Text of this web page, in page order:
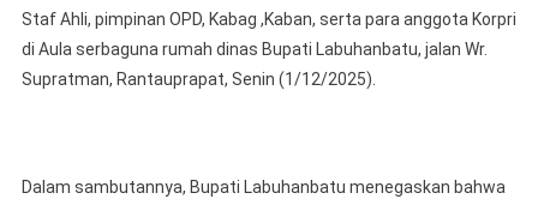
54
KORPRI
2025
Staf Ahli, pimpinan OPD, Kabag ,Kaban, serta para anggota Korpri
di Aula serbaguna rumah dinas Bupati Labuhanbatu, jalan Wr.
Supratman, Rantauprapat, Senin (1/12/2025).
Dalam sambutannya, Bupati Labuhanbatu menegaskan bahwa